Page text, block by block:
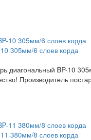
305мм/6 слоев корда
диагональный BP-10
Производитель
380мм/8 слоев корда